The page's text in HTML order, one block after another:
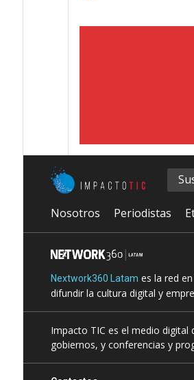
Nosotros Periodistas
Nextwork360 Latam es la red
difundir la cultura digital y
Impacto TIC es el medio digital
gobiernos, y conferencias y